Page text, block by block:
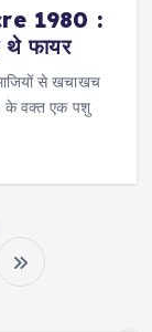
1980 :
थे फायर
से खचाखच
के वक्त एक पशु